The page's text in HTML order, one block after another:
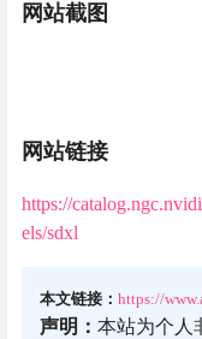
网站截图
网站链接
https://
els/sdxl
本文链接： https://
声明： 本站为个人